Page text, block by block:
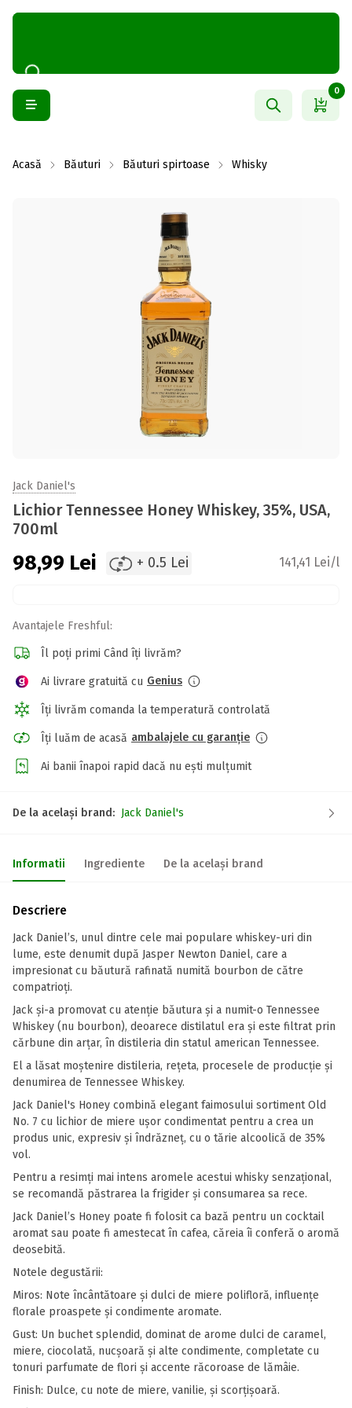
0
Acasă Băuturi Băuturi spirtoase Whisky
Jack Daniel's
Lichior Tennessee Honey Whiskey, 35%, USA,
700ml
98,99 Lei + 0.5 Lei 141,41 Lei/l
Avantajele Freshful:
Îl poți primi Când îți livrăm?
Ai livrare gratuită cu Genius
Îți livrăm comanda la temperatură controlată
Îți luăm de acasă ambalajele cu garanție
Ai banii înapoi rapid dacă nu ești mulțumit
De la același brand: Jack Daniel's
Informatii Ingrediente De la același brand
Descriere
Jack Daniel’s, unul dintre cele mai populare whiskey-uri din
lume, este denumit după Jasper Newton Daniel, care a
impresionat cu băutură rafinată numită bourbon de către
compatrioți.
Jack și-a promovat cu atenție băutura și a numit-o Tennessee
Whiskey (nu bourbon), deoarece distilatul era și este filtrat prin
cărbune din arțar, în distileria din statul american Tennessee.
El a lăsat moștenire distileria, rețeta, procesele de producție și
denumirea de Tennessee Whiskey.
Jack Daniel's Honey combină elegant faimosului sortiment Old
No. 7 cu lichior de miere uşor condimentat pentru a crea un
produs unic, expresiv şi îndrăzneţ, cu o tărie alcoolică de 35%
vol.
Pentru a resimţi mai intens aromele acestui whisky senzaţional,
se recomandă păstrarea la frigider şi consumarea sa rece.
Jack Daniel’s Honey poate fi folosit ca bază pentru un cocktail
aromat sau poate fi amestecat în cafea, căreia îi conferă o aromă
deosebită.
Notele degustării:
Miros: Note încântătoare şi dulci de miere polifloră, influenţe
florale proaspete şi condimente aromate.
Gust: Un buchet splendid, dominat de arome dulci de caramel,
miere, ciocolată, nucşoară şi alte condimente, completate cu
tonuri parfumate de flori şi accente răcoroase de lămâie.
Finish: Dulce, cu note de miere, vanilie, şi scorţişoară.